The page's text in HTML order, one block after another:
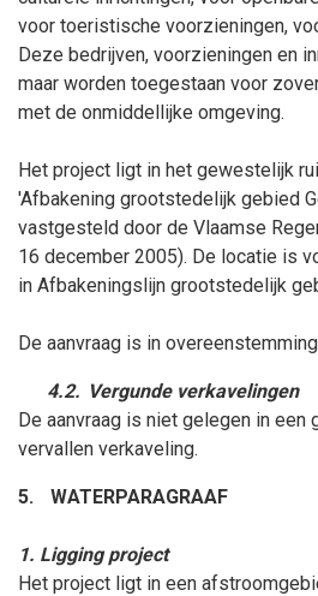
voor toeristische voorzieningen,
Deze bedrijven, voorzieningen en
maar worden toegestaan voor
met de onmiddellijke omgeving.
Het project ligt in het gewestelijk
'Afbakening grootstedelijk gebied
vastgesteld door de Vlaamse
16 december 2005). De locatie is
in Afbakeningslijn grootstedelijk
De aanvraag is in
4.2. Vergunde verkavelingen
De aanvraag is niet gelegen in een
vervallen verkaveling.
5. WATERPARAGRAAF
1. Ligging project
Het project ligt in een